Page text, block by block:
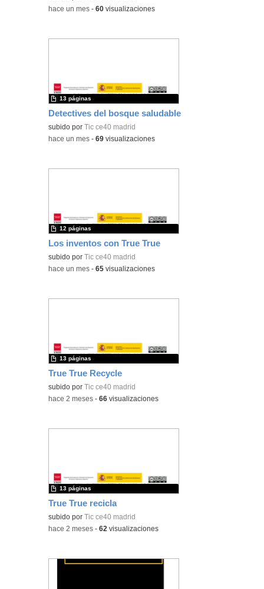
-hace un mes -60 visualizaciones
Detectives del bosque saludable
subido por Tic ce40 madrid
13 páginas
-hace un mes -69 visualizaciones
Los inventos con True True
subido por Tic ce40 madrid
12 páginas
-hace un mes -65 visualizaciones
True True Recycle
subido por Tic ce40 madrid
13 páginas
-hace 2 meses -66 visualizaciones
True True recicla
subido por Tic ce40 madrid
13 páginas
-hace 2 meses -62 visualizaciones